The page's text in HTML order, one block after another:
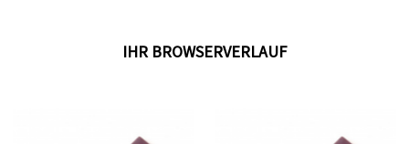
IHR BROWSERVERLAUF